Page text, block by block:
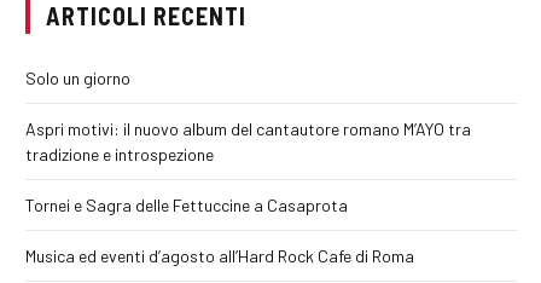
ARTICOLI RECENTI
Solo un giorno
Aspri motivi: il nuovo album del cantautore romano M’AYO tra
tradizione e introspezione
Tornei e Sagra delle Fettuccine a Casaprota
Musica ed eventi d’agosto all’Hard Rock Cafe di Roma